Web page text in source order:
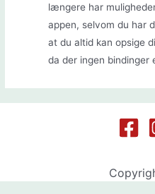
længere har
appen, selvom du har
at du altid kan opsige
da der ingen bindinger